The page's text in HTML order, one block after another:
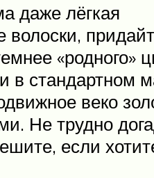
даже лёгкая
«родного»
в стандартном
веко
Не трудно
если